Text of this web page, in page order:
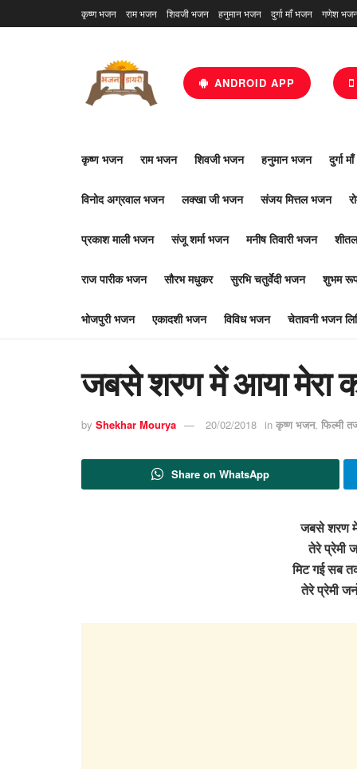
कृष्ण भजन राम भजन शिवजी भजन हनुमान भजन दुर्गा माँ भजन गणेश
ANDROID APP
कृष्ण भजन राम भजन शिवजी भजन हनुमान भजन दुर्गा
विनोद अग्रवाल भजन लक्खा जी भजन संजय मित्तल भजन
प्रकाश माली भजन संजू शर्मा भजन मनीष तिवारी भजन
राज पारीक भजन सौरभ मधुकर सुरभि चतुर्वेदी भजन शुभम
भोजपुरी भजन एकादशी भजन विविध भजन चेतावनी भजन
जबसे शरण में आया मेरा
by Shekhar Mourya 20/02/2018 in कृष्ण भजन, फिल्मी
Share on WhatsApp
जबसे शरण में
तेरे प्रेमी
मिट गई सब
तेरे प्रेमी